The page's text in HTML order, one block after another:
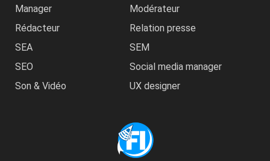
Manager
Modérateur
Rédacteur
Relation presse
SEA
SEM
SEO
Social media manager
Son & Vidéo
UX designer